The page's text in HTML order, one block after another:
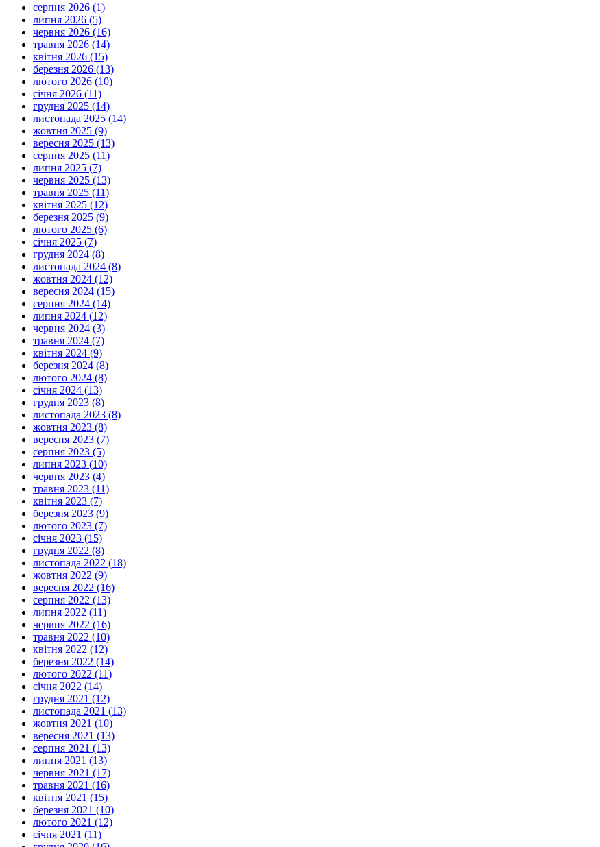
серпня 2026 (1)
липня 2026 (5)
червня 2026 (16)
травня 2026 (14)
квітня 2026 (15)
березня 2026 (13)
лютого 2026 (10)
січня 2026 (11)
грудня 2025 (14)
листопада 2025 (14)
жовтня 2025 (9)
вересня 2025 (13)
серпня 2025 (11)
липня 2025 (7)
червня 2025 (13)
травня 2025 (11)
квітня 2025 (12)
березня 2025 (9)
лютого 2025 (6)
січня 2025 (7)
грудня 2024 (8)
листопада 2024 (8)
жовтня 2024 (12)
вересня 2024 (15)
серпня 2024 (14)
липня 2024 (12)
червня 2024 (3)
травня 2024 (7)
квітня 2024 (9)
березня 2024 (8)
лютого 2024 (8)
січня 2024 (13)
грудня 2023 (8)
листопада 2023 (8)
жовтня 2023 (8)
вересня 2023 (7)
серпня 2023 (5)
липня 2023 (10)
червня 2023 (4)
травня 2023 (11)
квітня 2023 (7)
березня 2023 (9)
лютого 2023 (7)
січня 2023 (15)
грудня 2022 (8)
листопада 2022 (18)
жовтня 2022 (9)
вересня 2022 (16)
серпня 2022 (13)
липня 2022 (11)
червня 2022 (16)
травня 2022 (10)
квітня 2022 (12)
березня 2022 (14)
лютого 2022 (11)
січня 2022 (14)
грудня 2021 (12)
листопада 2021 (13)
жовтня 2021 (10)
вересня 2021 (13)
серпня 2021 (13)
липня 2021 (13)
червня 2021 (17)
травня 2021 (16)
квітня 2021 (15)
березня 2021 (10)
лютого 2021 (12)
січня 2021 (11)